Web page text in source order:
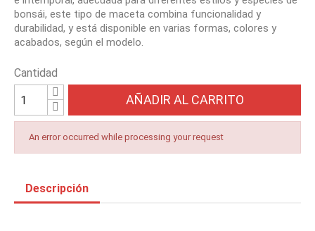
bonsái, este tipo de maceta combina funcionalidad y
durabilidad, y está disponible en varias formas, colores y
acabados, según el modelo.
Cantidad
AÑADIR AL CARRITO
An error occurred while processing your request
Descripción